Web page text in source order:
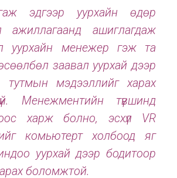
эдгээр уурхайн өдөр
ажиллагаанд ашиглагдаж
уурхайн менежер гэж та
заавал уурхай дээр
мэдээллийг харах
Менежментийн түвшинд
харж болно, эсхүл VR
комьютерт холбоод яг
уурхай дээр бодитоор
боломжтой.